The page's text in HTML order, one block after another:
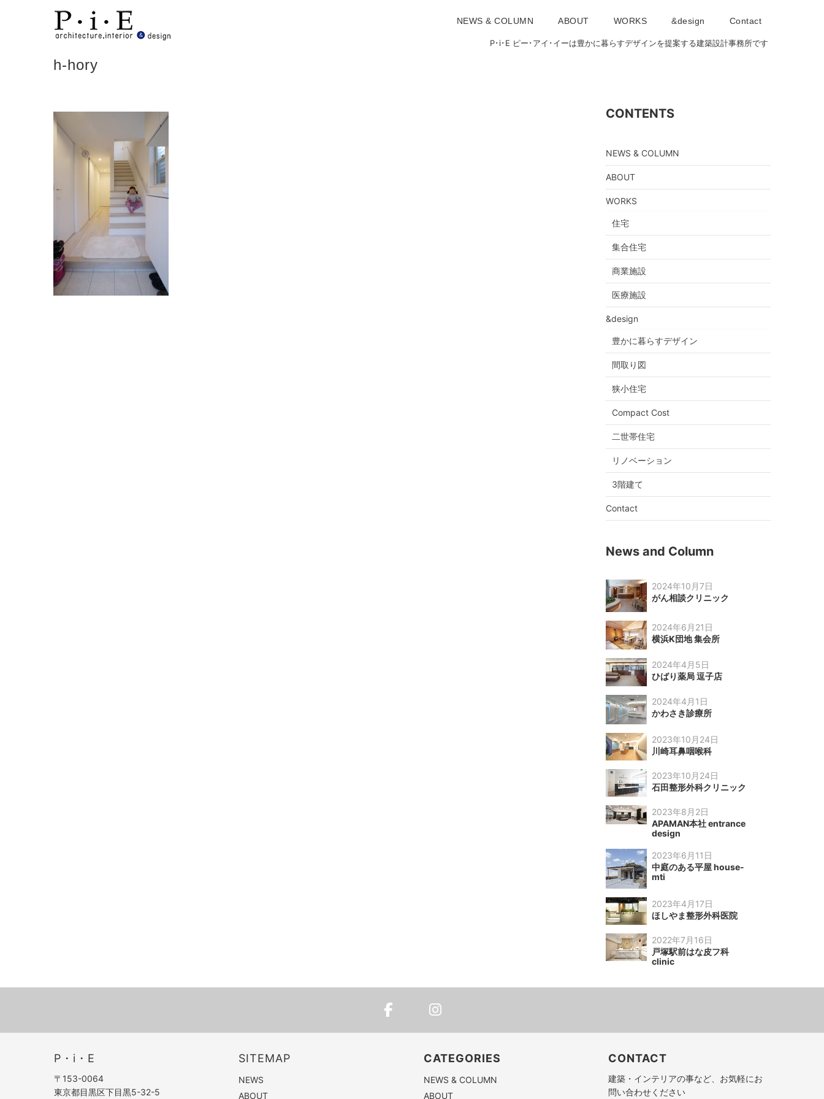
NEWS & COLUMN ABOUT WORKS &design Contact
P･i･E ピー･アイ･イーは豊かに暮らすデザインを提案する建築設計事務所です
h-hory
CONTENTS
NEWS & COLUMN
ABOUT
WORKS
住宅
集合住宅
商業施設
医療施設
&design
豊かに暮らすデザイン
間取り図
狭小住宅
Compact Cost
二世帯住宅
リノベーション
3階建て
Contact
News and Column
2024年10月7日
がん相談クリニック
2024年6月21日
横浜K団地 集会所
2024年4月5日
ひばり薬局 逗子店
2024年4月1日
かわさき診療所
2023年10月24日
川崎耳鼻咽喉科
2023年10月24日
石田整形外科クリニック
2023年8月2日
APAMAN本社 entrance
design
2023年6月11日
中庭のある平屋 house-
mti
2023年4月17日
ほしやま整形外科医院
2022年7月16日
戸塚駅前はな皮フ科
clinic
P・i・E
〒153-0064
東京都目黒区下目黒5-32-5
SITEMAP
NEWS
ABOUT
CATEGORIES
NEWS & COLUMN
ABOUT
CONTACT
建築・インテリアの事など、お気軽にお
問い合わせください